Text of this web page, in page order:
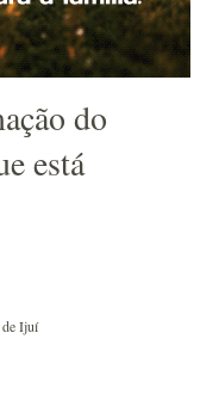
do
está
de Ijuí